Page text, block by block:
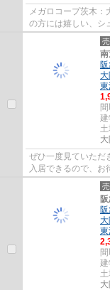
メガロコープ茨木：
の方には嬉しい、シ
に保管できます。専
大
東
建
ぜひ一度見ていただ
入居できるので、お
性が高いので、あっ
大
東
建